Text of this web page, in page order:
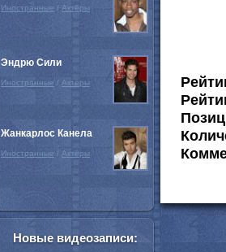
Иностранные / Актёры
Эндрю Сили
Иностранные / Актёры
Жанкарлос Канела
Иностранные / Актёры
Новые видеозаписи: